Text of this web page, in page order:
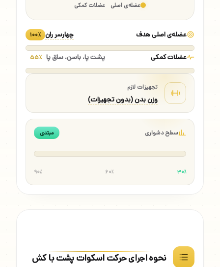
عضله‌ی اصلی عضلات کمکی
عضله‌ی اصلی هدف چهارسر ران ۱۰۰٪
عضلات کمکی پشت پا، باسن، ساق پا ۵۵٪
تجهیزات لازم
وزن بدن (بدون تجهیزات)
سطح دشواری مبتدی
۳۰٪ ۶۰٪ ۹۰٪
نحوه اجرای حرکت اسکوات پشت با کش